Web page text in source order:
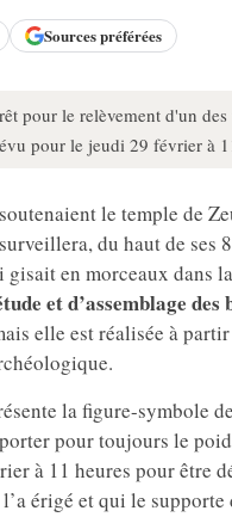
Sources préférées
pour le relèvement d'un
pour le jeudi 29 février à
le temple de
du haut de ses
en morceaux dans
et d’assemblage
elle est réalisée à
la figure-symbole
pour toujours le
à 11 heures pour être
érigé et qui le supporte